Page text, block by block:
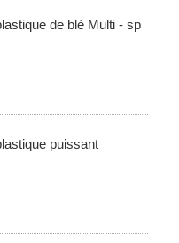
de blé Multi - sp
puissant